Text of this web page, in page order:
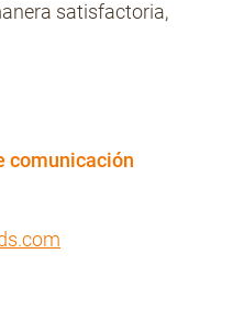
satisfactoria,
comunicación